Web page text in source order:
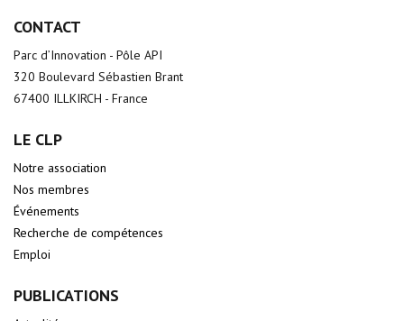
CONTACT
Parc d’Innovation - Pôle API
320 Boulevard Sébastien Brant
67400 ILLKIRCH - France
LE CLP
Notre association
Nos membres
Événements
Recherche de compétences
Emploi
PUBLICATIONS